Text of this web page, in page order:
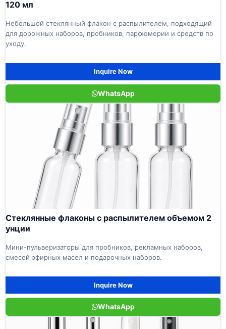
120 мл
Небольшой стеклянный флакон с распылителем, подходящий
для дорожных наборов, пробников, парфюмерии и средств по
уходу.
Inquire Now
WhatsApp
Стеклянные флаконы с распылителем объемом 2
унции
Мини-пульверизаторы для пробников, рекламных наборов,
смесей эфирных масел и подарочных наборов.
Inquire Now
WhatsApp